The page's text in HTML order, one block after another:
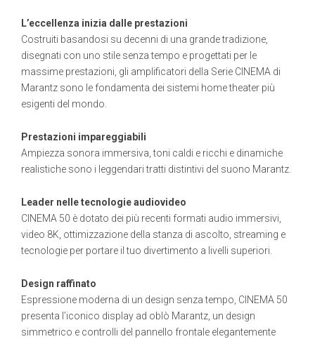
L’eccellenza inizia dalle prestazioni
Costruiti basandosi su decenni di una grande tradizione,
disegnati con uno stile senza tempo e progettati per le
massime prestazioni, gli amplificatori della Serie CINEMA di
Marantz sono le fondamenta dei sistemi home theater più
esigenti del mondo.
Prestazioni impareggiabili
Ampiezza sonora immersiva, toni caldi e ricchi e dinamiche
realistiche sono i leggendari tratti distintivi del suono Marantz.
Leader nelle tecnologie audiovideo
CINEMA 50 è dotato dei più recenti formati audio immersivi,
video 8K, ottimizzazione della stanza di ascolto, streaming e
tecnologie per portare il tuo divertimento a livelli superiori.
Design raffinato
Espressione moderna di un design senza tempo, CINEMA 50
presenta l’iconico display ad oblò Marantz, un design
simmetrico e controlli del pannello frontale elegantemente